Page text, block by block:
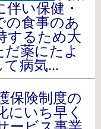
い保健・
の食事のあ
するため大
薬にたよ
病気...
保険制度の
にいち早く